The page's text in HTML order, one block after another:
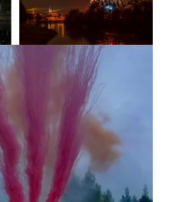
– je skvělá variace efektů a
a kalibrů. Při zapalování se
nad výrobek.
NAŠE
na Vaši oslavu.
VE STEJNÉ